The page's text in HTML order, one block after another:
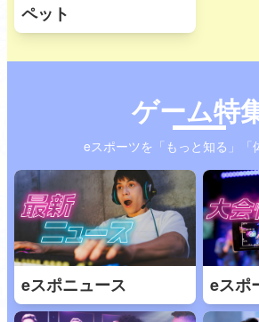
ペット
ゲーム特
eスポーツを「もっと知る」「
eスポニュース eスポ